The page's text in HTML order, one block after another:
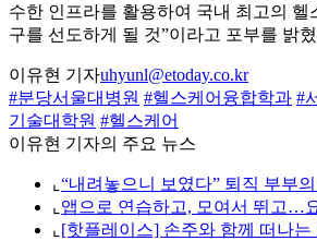
수한 인프라를 활용하여 국내 최고의 헬
구를 선도하게 될 것”이라고 포부를 밝
이유현 기자uhyunl@etoday.co.kr
#분당서울대병원 #헬스케어융합학과 #
기술대학원 #헬스케어
이유현 기자의 주요 뉴스
⌞ “내려놓으니 보였다” 퇴직 부부
⌞ 앱으로 연습하고, 모여서 뛰고…
⌞ [핫플레이스] 손주와 함께 떠나는